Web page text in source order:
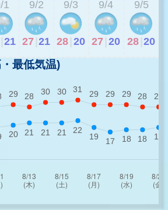
1
21
9/2
27 21
9/3
28 20
9/4
27 20
9/5
28 20
最低気温)